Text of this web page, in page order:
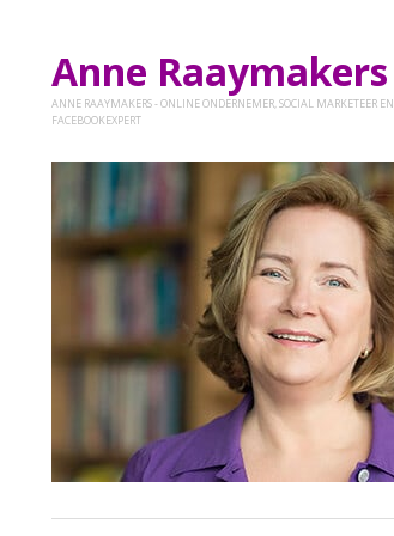
Anne Raaymakers
ANNE RAAYMAKERS - ONLINE ONDERNEMER, SOCIAL MARKETEER EN
FACEBOOKEXPERT